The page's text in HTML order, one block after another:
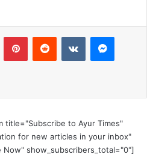
PinterestReddit VKontakte
title="Subscribe to Ayur Times"
for new articles in your inbox"
show_subscribers_total="0"]